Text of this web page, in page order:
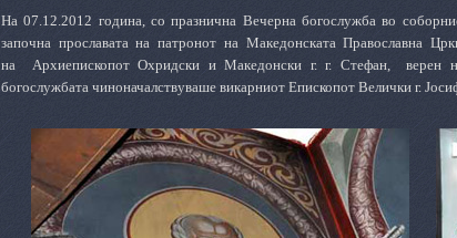
На 07.12.2012 година, со празнична Вечерна богослужба во с
започна прославата на патронот на Македонската Православна
на
АрхиепископотOхридски и Македонски г. г. Стефан,
верен
богослужбата чиноначалствуваше викарниот Епископот Велички г.